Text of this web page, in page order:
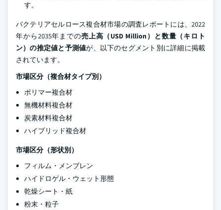
す。
バクテリアセルロース複合材市場の調査レポートには、2022
年から2035年までの売上高（USD Million）と数量（キロト
ン）の推定値と予測値が、以下のセグメント別に詳細に掲載
されています。
市場区分（複合材タイプ別）
ポリマー複合材
無機材料複合材
炭素材料複合材
ハイブリッド複合材
市場区分（形状別）
フィルム・メンブレン
ハイドロゲル・ウェット形態
乾燥シート・紙
粉末・粒子